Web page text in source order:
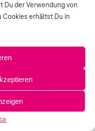
Du der Verwendung von
Cookies erhältst Du in